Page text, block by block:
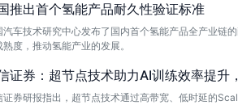
推出首个氢能产品耐久性验证标准
汽车技术研究中心发布了国内首个氢能产品全产业链
熟度，推动氢能产业的发展。
证券：超节点技术助力AI训练效率提升
证券研报指出，超节点技术通过高带宽、低时延的